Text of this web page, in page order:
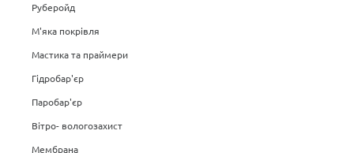
Руберойд
М'яка покрівля
Мастика та праймери
Гідробар'єр
Паробар'єр
Вітро- вологозахист
Мембрана